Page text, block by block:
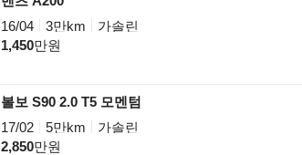
16/04
3만km
가솔린
1,450만원
볼보 S90 2.0 T5 모멘텀
17/02
5만km
가솔린
2,850만원